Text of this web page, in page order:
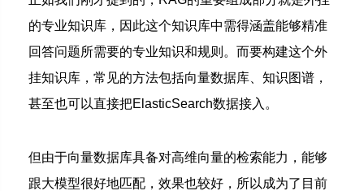
的专业知识库，因此这个知识库中需得涵盖能够精准
回答问题所需要的专业知识和规则。 而要构建这个外
挂知识库，常见的方法包括向量数据库、知识图谱，
甚至也可以直接把ElasticSearch数据接入。
但由于向量数据库具备对高维向量的检索能力，能够
跟大模型很好地匹配，效果也较好，所以成为了目前